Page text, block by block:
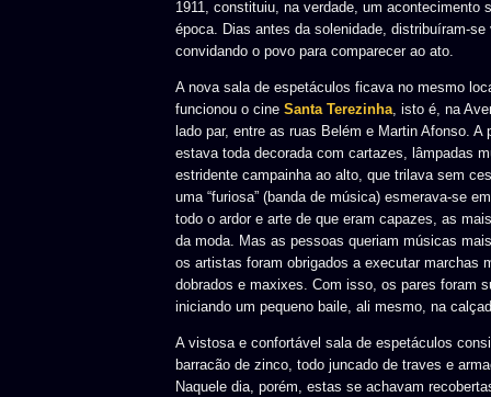
1911, constituiu, na verdade, um acontecimento
época. Dias antes da solenidade, distribuíram-
convidando o povo para comparecer ao ato.
A nova sala de espetáculos ficava no mesmo
funcionou o cine Santa Terezinha, isto é, na
lado par, entre as ruas Belém e Martin Afonso. A
estava toda decorada com cartazes, lâmpadas
estridente campainha ao alto, que trilava sem
uma “furiosa” (banda de música) esmerava-se
todo o ardor e arte de que eram capazes, as
da moda. Mas as pessoas queriam músicas
os artistas foram obrigados a executar marchas
dobrados e maxixes. Com isso, os pares foram
iniciando um pequeno baile, ali mesmo, na
A vistosa e confortável sala de espetáculos
barracão de zinco, todo juncado de traves e
Naquele dia, porém, estas se achavam